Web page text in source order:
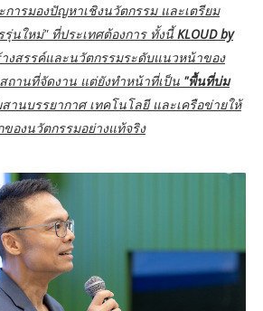
ารมองปัญหาเชิงนวัตกรรม และเตรียม
นใหม่" ที่ประเทศต้องการ ทั้งนี้KLOUD by
สรรค์และนวัตกรรมระดับแนวหน้าของ
สถานที่จัดงาน แต่ยังทำหน้าที่เป็น"พื้นที่บ่ม
สานบรรยากาศ เทคโนโลยี และเครือข่ายให้
องนวัตกรรมอย่างแท้จริง